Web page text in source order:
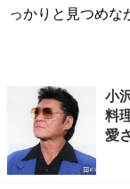
っかりと見つめ
小
料
愛